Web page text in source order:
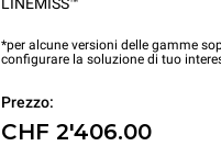
*per alcune versioni delle gamme
configurare la soluzione di tuo
Prezzo:
CHF 2'406.00